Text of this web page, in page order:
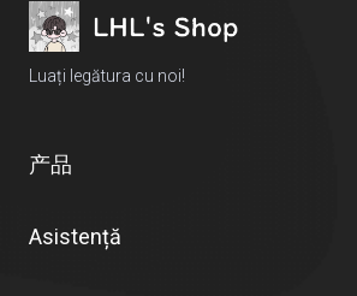
Luați legătura cu noi!
产品
Asistență